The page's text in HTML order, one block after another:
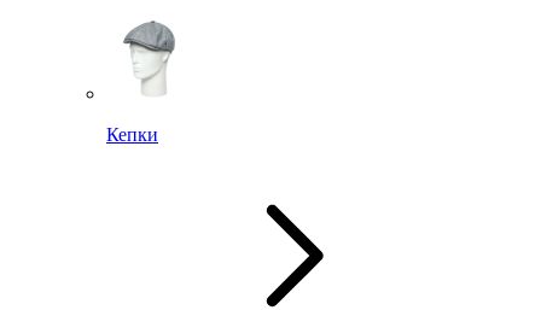
Кепки